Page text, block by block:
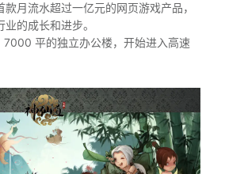
款月流水超过一亿元的网页游戏产品，
的成长和进步。
7000 平的独立办公楼，开始进入高速